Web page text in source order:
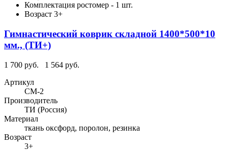
Комплектация ростомер - 1 шт.
Возраст 3+
Гимнастический коврик складной 1400*500*10
мм., (ТИ+)
1 700 руб.
1 564 руб.
Артикул
СМ-2
Производитель
ТИ (Россия)
Материал
ткань оксфорд, поролон, резинка
Возраст
3+